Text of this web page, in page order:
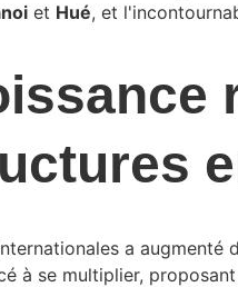
et Hué, et
a augmenté
à se multiplier,